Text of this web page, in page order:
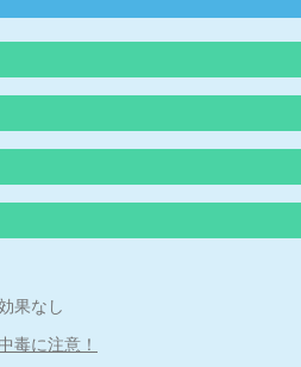
な時に必要か）
ルト）が効果的？
ギー検査は本当に信頼できるのか？
」
言っている（積極的に負荷免疫療
疹が出たら、魚アレルギーか？』
炎の最新知識：プロアクティブ療
ついて」
ム
稚園のプール実施の条件について
果なし
毒に注意！